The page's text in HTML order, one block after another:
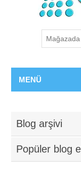
MENÜ
Blog arşivi
Popüler blog